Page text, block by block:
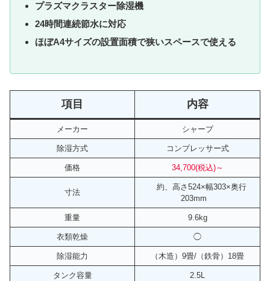
プラズマクラスター除湿機
24時間連続節水に対応
ほぼA4サイズの設置面積で狭いスペースで使える
項目 内容
メーカー シャープ
除湿方式 コンプレッサー式
価格 34,700(税込)～
寸法
約、高さ524×幅303×奥行
203mm
重量 9.6kg
衣類乾燥 ◯
除湿能力 （木造）9畳/（鉄骨）18畳
タンク容量 2.5L